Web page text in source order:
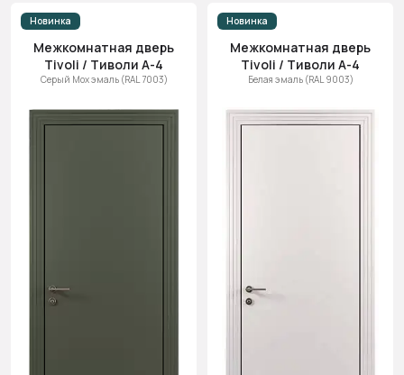
Новинка
Межкомнатная дверь
Tivoli / Тиволи А-4
Серый Мох эмаль (RAL 7003)
Новинка
Межкомнатная дверь
Tivoli / Тиволи А-4
Белая эмаль (RAL 9003)